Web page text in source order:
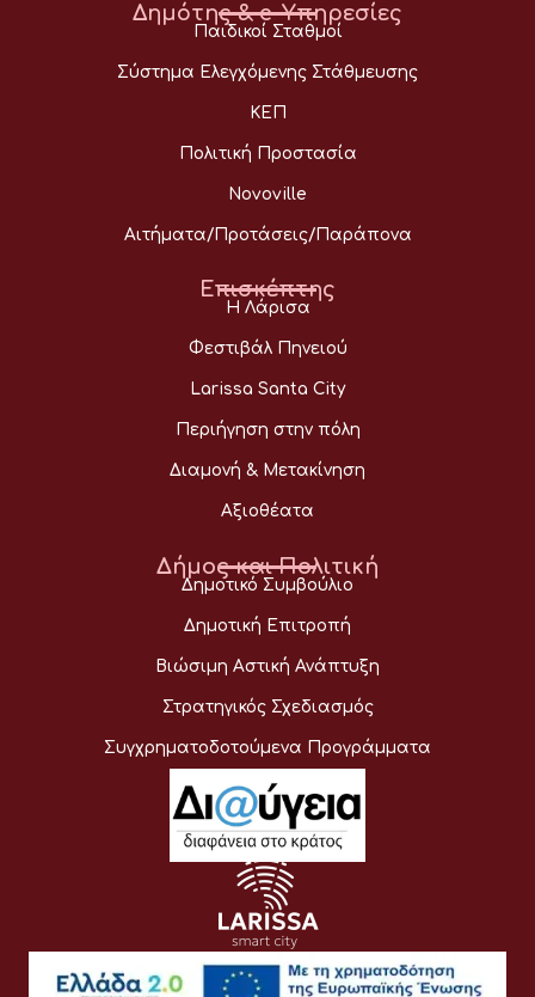
Δημότης & e-Υπηρεσίες
Παιδικοί Σταθμοί
Σύστημα Ελεγχόμενης Στάθμευσης
ΚΕΠ
Πολιτική Προστασία
Novoville
Αιτήματα/Προτάσεις/Παράπονα
Επισκέπτης
Η Λάρισα
Φεστιβάλ Πηνειού
Larissa Santa City
Περιήγηση στην πόλη
Διαμονή & Μετακίνηση
Αξιοθέατα
Δήμος και Πολιτική
Δημοτικό Συμβούλιο
Δημοτική Επιτροπή
Βιώσιμη Αστική Ανάπτυξη
Στρατηγικός Σχεδιασμός
Συγχρηματοδοτούμενα Προγράμματα